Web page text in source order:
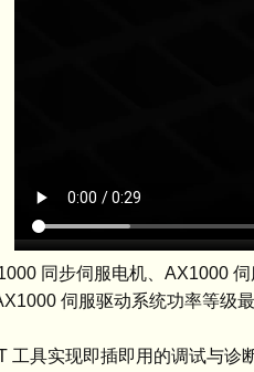
同步伺服电机、AX1000 伺
伺服驱动系统功率等级
具实现即插即用的调试与诊